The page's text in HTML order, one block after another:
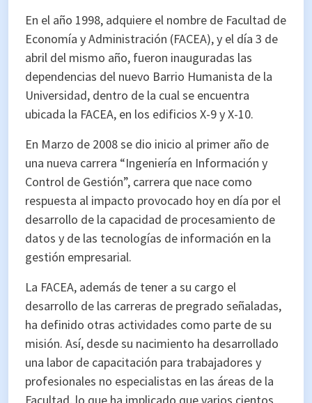
En el año 1998, adquiere el nombre de Facultad de
Economía y Administración (FACEA), y el día 3 de
abril del mismo año, fueron inauguradas las
dependencias del nuevo Barrio Humanista de la
Universidad, dentro de la cual se encuentra
ubicada la FACEA, en los edificios X-9 y X-10.
En Marzo de 2008 se dio inicio al primer año de
una nueva carrera “Ingeniería en Información y
Control de Gestión”, carrera que nace como
respuesta al impacto provocado hoy en día por el
desarrollo de la capacidad de procesamiento de
datos y de las tecnologías de información en la
gestión empresarial.
La FACEA, además de tener a su cargo el
desarrollo de las carreras de pregrado señaladas,
ha definido otras actividades como parte de su
misión. Así, desde su nacimiento ha desarrollado
una labor de capacitación para trabajadores y
profesionales no especialistas en las áreas de la